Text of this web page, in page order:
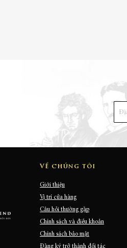
Về chúng tôi
Giới thiệu
Vị trí cửa hàng
Câu hỏi thường gặp
Chính sách và điều khoản
Chính sách bảo mật
Đăng ký trở thành đối tác